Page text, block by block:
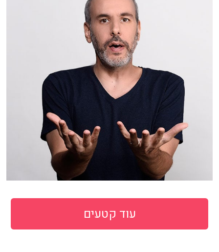
עוד קטעים